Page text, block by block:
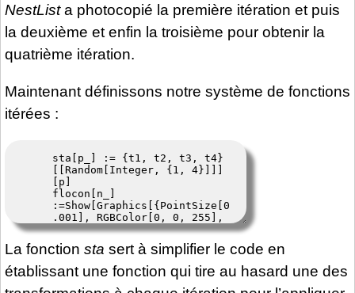
NestLista photocopié la première itération et puis
la deuxième et enfin la troisième pour obtenir la
quatrième itération.
Maintenant définissons notre système de fonctions
itérées :
La fonction sta sert à simplifier le code en
établissant une fonction qui tire au hasard une des